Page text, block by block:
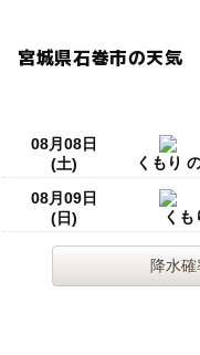
宮城県石巻市の天気
08月08日
(土)
くもり
08月09日
(日)
くも
降水